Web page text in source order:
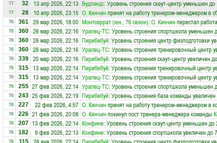
77 32 13 апр 2026, 22:13 Вудлэндс: Уровень строения скаут-центр уменьшен до
77 28 10 апр 2026, 23:15 О. Кинчинпринят на работу тренером-менеджером в
76 361 29 мар 2026, 18:00 Монтсеррат (юн., 76 сезон): О. Кинчинперестал
76 360 28 мар 2026, 22:16 Уралец-ТС: Уровень строения спортшкола уменьшен
76 360 28 мар 2026, 22:16 Пирибебуй: Уровень строения центр физподготовки
76 360 28 мар 2026, 22:16 Уралец-ТС: Уровень строения тренировочный центр
76 339 20 мар 2026, 22:16 Пирибебуй: Уровень строения скаут-центр увеличен
76 315 13 мар 2026, 22:14 Пирибебуй: Уровень строения тренировочный центр
76 315 13 мар 2026, 22:14 Уралец-ТС: Уровень строения тренировочный центр
76 255 27 фев 2026, 22:14 Уралец-ТС: Уровень строения спортшкола уменьшен
76 243 25 фев 2026, 22:19 Пирибебуй: Уровень строения база команды
76 227 22 фев 2026, 4:57 О. Кинчинпринят на работу тренером-менеджером в
76 226 21 фев 2026, 20:08 О. Кинчинпокинул пост тренера-менеджера команды
76 207 13 фев 2026, 22:14 Конфине: Уровень строения скаут-центр уменьшен до
76 182 9 фев 2026, 22:13 Конфине: Уровень строения спортшкола увеличен до
76 115